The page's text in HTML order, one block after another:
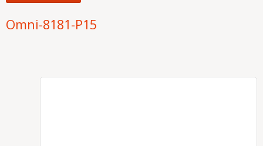
Omni-8181-P15